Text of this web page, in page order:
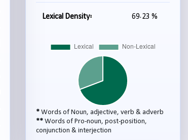
Lexical Density: 69.23 %
* Words of Noun, adjective, verb & adverb
** Words of Pro-noun, post-position,
conjunction & interjection